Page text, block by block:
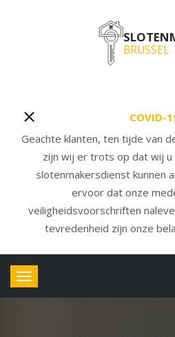
BRUSSEL
COVID-
Geachte klanten, ten tijde van
zijn wij er trots op dat wij u
slotenmakersdienst kunnen
ervoor dat onze
veiligheidsvoorschriften
tevredenheid zijn onze